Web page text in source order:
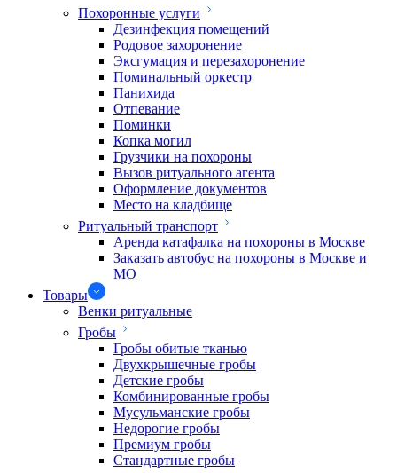
Похоронные услуги
Дезинфекция помещений
Родовое захоронение
Эксгумация и перезахоронение
Поминальный оркестр
Панихида
Отпевание
Поминки
Копка могил
Грузчики на похороны
Вызов ритуального агента
Оформление документов
Место на кладбище
Ритуальный транспорт
Аренда катафалка на похороны в Москве
Заказать автобус на похороны в Москве и
МО
Товары
Венки ритуальные
Гробы
Гробы обитые тканью
Двухкрышечные гробы
Детские гробы
Комбинированные гробы
Мусульманские гробы
Недорогие гробы
Премиум гробы
Стандартные гробы